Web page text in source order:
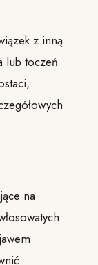
z inną
lub toczeń
na